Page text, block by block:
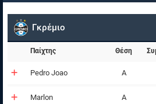
Γκρέμιο
Παίχτης Θέση
Pedro Joao Α
Marlon Α